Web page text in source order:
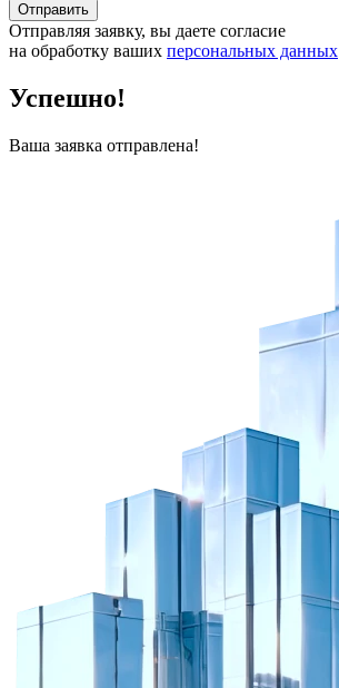
Отправить
Отправляя заявку, вы даете согласие
на обработку ваших персональных данных
Успешно!
Ваша заявка отправлена!